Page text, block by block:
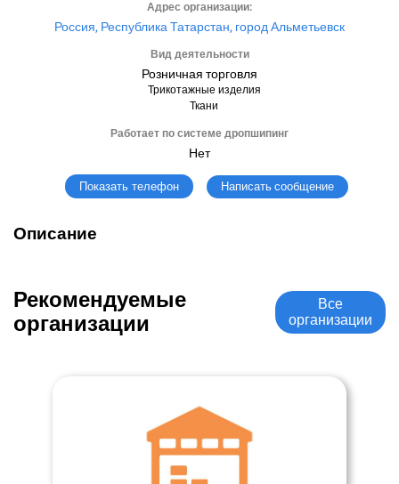
Адрес организации:
Россия, Республика Татарстан, город Альметьевск
Вид деятельности
Розничная торговля
Трикотажные изделия
Ткани
Работает по системе дропшипинг
Нет
Показать телефон Написать сообщение
Описание
Рекомендуемые
организации
Все
организации